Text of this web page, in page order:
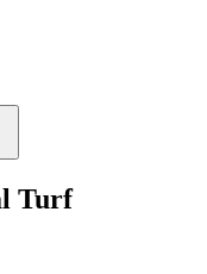
Turf